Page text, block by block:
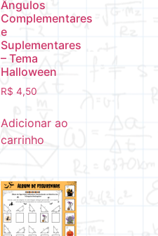
Ângulos
Complementares
e
Suplementares
– Tema
Halloween
R$ 4,50
Adicionar ao
carrinho